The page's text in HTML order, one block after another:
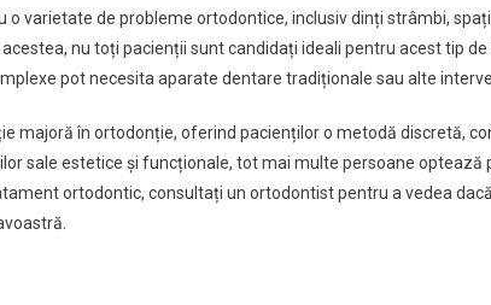
varietate de probleme ortodontice, inclusiv dinți strâmbi,
nu toți pacienții sunt candidați ideali pentru acest tip
pot necesita aparate dentare tradiționale sau alte
majoră în ortodonție, oferind pacienților o metodă discretă,
sale estetice și funcționale, tot mai multe persoane optează
ortodontic, consultați un ortodontist pentru a vedea